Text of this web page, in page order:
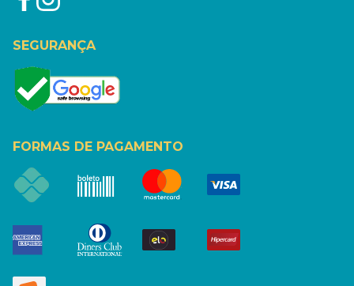
SEGURANÇA
FORMAS DE PAGAMENTO